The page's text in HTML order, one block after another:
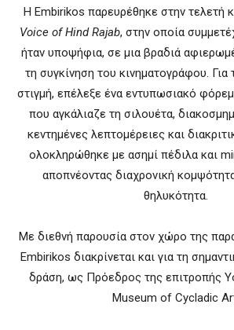
Η Embirikos παρευρέθηκε στην τελετή
Voice of Hind Rajab, στην οποία
ήταν υποψήφια, σε μια βραδιά
τη συγκίνηση του κινηματογράφου. Για
στιγμή, επέλεξε ένα εντυπωσιακό
που αγκάλιαζε τη σιλουέτα,
κεντημένες λεπτομέρειες και
ολοκληρώθηκε με ασημί πέδιλα και
αποπνέοντας διαχρονική
θηλυκότητα.
Με διεθνή παρουσία στον χώρο της
Embirikos διακρίνεται και για τη
δράση, ως Πρόεδρος της επιτροπής
Museum of Cycladic